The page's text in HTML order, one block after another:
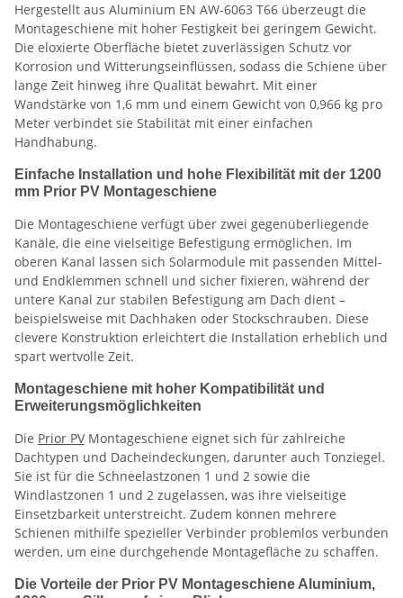
Hergestellt aus Aluminium EN AW-6063 T66 überzeugt die
Montageschiene mit hoher Festigkeit bei geringem Gewicht.
Die eloxierte Oberfläche bietet zuverlässigen Schutz vor
Korrosion und Witterungseinflüssen, sodass die Schiene über
lange Zeit hinweg ihre Qualität bewahrt. Mit einer
Wandstärke von 1,6 mm und einem Gewicht von 0,966 kg pro
Meter verbindet sie Stabilität mit einer einfachen
Handhabung.
Einfache Installation und hohe Flexibilität mit der 1200
mm Prior PV Montageschiene
Die Montageschiene verfügt über zwei gegenüberliegende
Kanäle, die eine vielseitige Befestigung ermöglichen. Im
oberen Kanal lassen sich Solarmodule mit passenden Mittel-
und Endklemmen schnell und sicher fixieren, während der
untere Kanal zur stabilen Befestigung am Dach dient –
beispielsweise mit Dachhaken oder Stockschrauben. Diese
clevere Konstruktion erleichtert die Installation erheblich und
spart wertvolle Zeit.
Montageschiene mit hoher Kompatibilität und
Erweiterungsmöglichkeiten
Die Prior PVMontageschiene eignet sich für zahlreiche
Dachtypen und Dacheindeckungen, darunter auch Tonziegel.
Sie ist für die Schneelastzonen 1 und 2 sowie die
Windlastzonen 1 und 2 zugelassen, was ihre vielseitige
Einsetzbarkeit unterstreicht. Zudem können mehrere
Schienen mithilfe spezieller Verbinder problemlos verbunden
werden, um eine durchgehende Montagefläche zu schaffen.
Die Vorteile der Prior PV Montageschiene Aluminium,